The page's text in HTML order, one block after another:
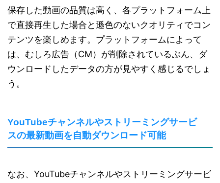
保存した動画の品質は高く、各プラットフォーム上
で直接再生した場合と遜色のないクオリティでコン
テンツを楽しめます。プラットフォームによって
は、むしろ広告（CM）が削除されているぶん、ダ
ウンロードしたデータの方が見やすく感じるでしょ
う。
YouTubeチャンネルやストリーミングサービ
スの最新動画を自動ダウンロード可能
なお、YouTubeチャンネルやストリーミングサービ